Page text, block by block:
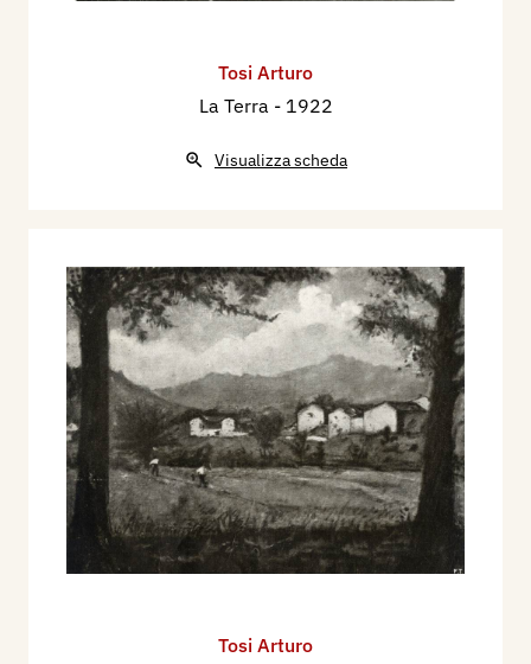
Tosi Arturo
La Terra - 1922
Visualizza scheda
Tosi Arturo